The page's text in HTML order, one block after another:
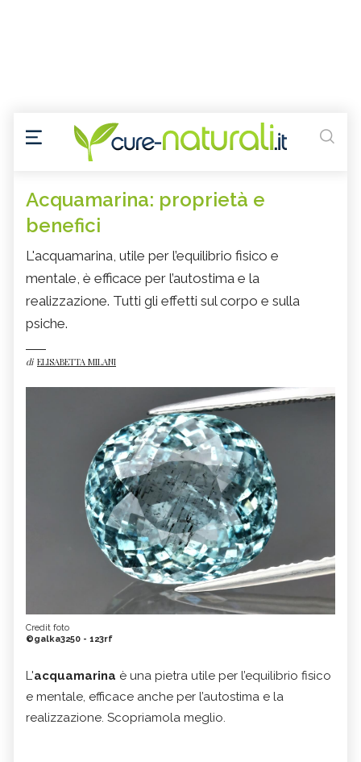
Acquamarina: proprietà e
benefici
L'acquamarina, utile per l’equilibrio fisico e
mentale, è efficace per l’autostima e la
realizzazione. Tutti gli effetti sul corpo e sulla
psiche.
di ELISABETTA MILANI
Credit foto
©galka3250 - 123rf
L'acquamarina è una pietra utile per l’equilibrio fisico
e mentale, efficace anche per l’autostima e la
realizzazione. Scopriamola meglio.